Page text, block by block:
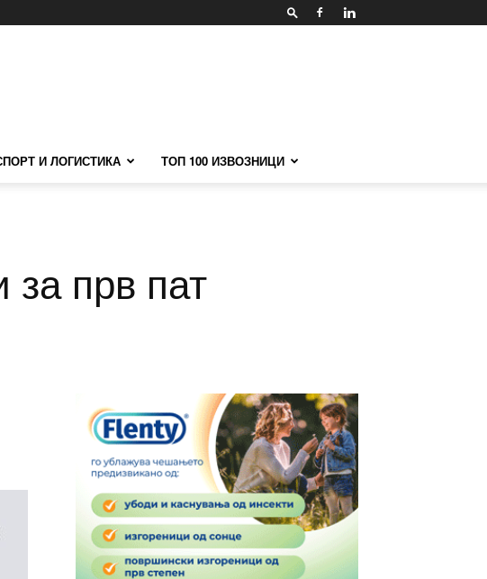
И ЛОГИСТИКА ТОП 100 ИЗВОЗНИЦИ
за прв пат